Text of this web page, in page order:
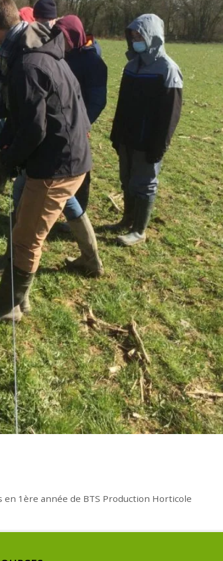
1ère année de BTS Production Horticole